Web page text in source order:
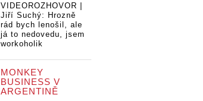
VIDEOROZHOVOR |
Jiří Suchý: Hrozně
rád bych lenošil, ale
já to nedovedu, jsem
workoholik
MONKEY
BUSINESS V
ARGENTINĚ